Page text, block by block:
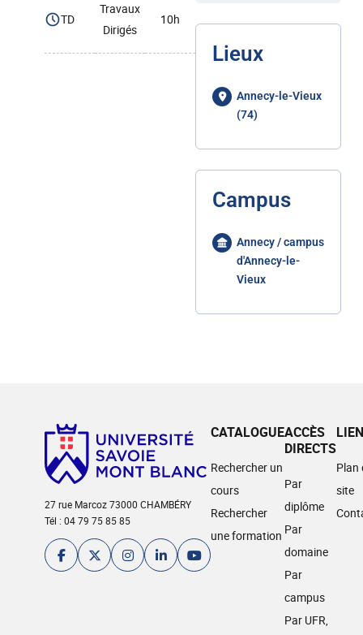
TD
Travaux
Dirigés
10h
Lieux
Annecy-le-Vieux
(74)
Campus
Annecy / campus
d'Annecy-le-
Vieux
27 rue Marcoz 73000 CHAMBÉRY
Tél : 04 79 75 85 85
CATALOGUE
Rechercher un
cours
Rechercher
une formation
ACCÈS
DIRECTS
Par
diplôme
Par
domaine
Par
campus
Par UFR,
Plan
site